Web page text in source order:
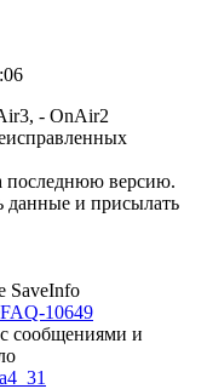
- OnAir2
последнюю версию.
данные и присылать
SaveInfo
10649
сообщениями и